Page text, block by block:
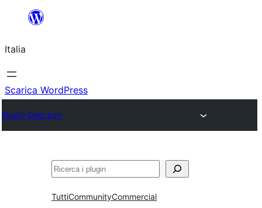
contenuto
Italia
Scarica WordPress
Plugin Directory
Cerca
TuttiCommunityCommercial